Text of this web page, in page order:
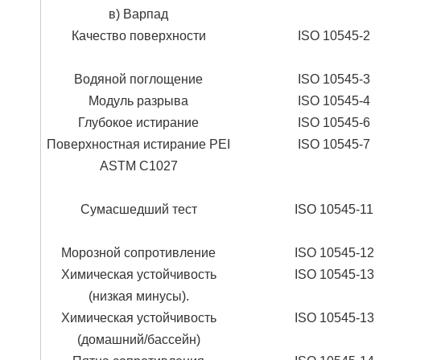
в) Варпад
Качество поверхности ISO 10545-2
Водяной поглощение
ISO 10545-3
Модуль разрыва
ISO 10545-4
Глубокое истирание
ISO 10545-6
Поверхностная истирание PEI
ASTM C1027
ISO 10545-7
Сумасшедший тест
ISO 10545-11
Морозной сопротивление
ISO 10545-12
Химическая устойчивость
(низкая минусы).
ISO 10545-13
Химическая устойчивость
(домашний/бассейн)
ISO 10545-13